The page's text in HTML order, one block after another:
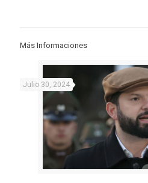
Más Informaciones
Julio 30, 2024